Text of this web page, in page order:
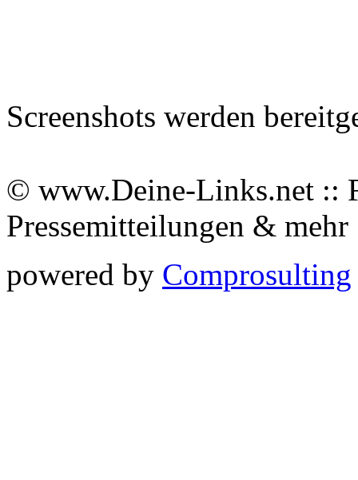
Screenshots werden
© www.Deine-Links.net ::
Pressemitteilungen &
powered by Comprosulting